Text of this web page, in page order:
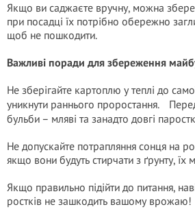
Якщо ви саджаєте вручну, можна
при посадці їх потрібно обережно
щоб не пошкодити.
Важливі поради для збереження
Не зберігайте картоплю у теплі до
уникнути раннього проростання.
бульби – мляві та занадто довгі
Не допускайте потрапляння сонця на
якщо вони будуть стирчати з ґрунту,
Якщо правильно підійти до питання,
ростків не зашкодить вашому врожаю!